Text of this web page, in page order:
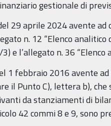
gestionale di
29 aprile 2024 avente
n. 12 “Elenco
e l’allegato n. 36
1 febbraio 2016 avente
il Punto C), lettera b),
da stanziamenti di
42 commi 8 e 9, sono